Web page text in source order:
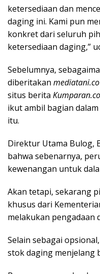
ketersediaan dan
daging ini. Kami pun
konkret dari seluruh
ketersediaan daging,”
Sebelumnya,
diberitakan mediatani.co
situs berita
ikut ambil bagian
itu.
Direktur Utama Bulog,
bahwa sebenarnya,
kewenangan untuk
Akan tetapi, sekarang
khusus dari
melakukan pengadaan
Selain sebagai
stok daging menjelang